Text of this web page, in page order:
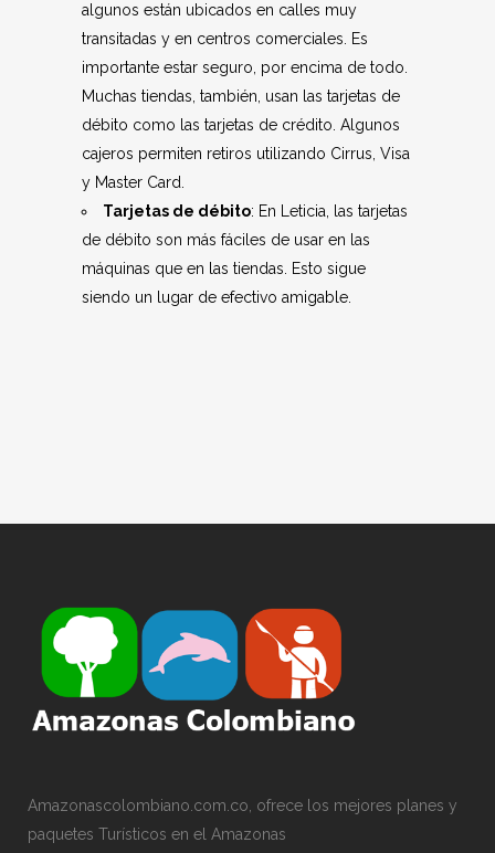
algunos están ubicados en calles muy
transitadas y en centros comerciales. Es
importante estar seguro, por encima de todo.
Muchas tiendas, también, usan las tarjetas de
débito como las tarjetas de crédito. Algunos
cajeros permiten retiros utilizando Cirrus, Visa
y Master Card.
Tarjetas de débito: En Leticia, las tarjetas
de débito son más fáciles de usar en las
máquinas que en las tiendas. Esto sigue
siendo un lugar de efectivo amigable.
Amazonascolombiano.com.co, ofrece los mejores planes y
paquetes Turísticos en el Amazonas